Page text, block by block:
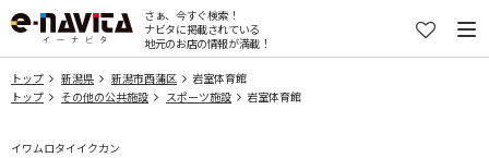
さぁ、今すぐ検索！
ナビタに掲載されている
地元のお店の情報が満載！
トップ 新潟県 新潟市西蒲区
岩室体育館
トップ
その他の公共施設 スポーツ施設 岩室体育館
イワムロタイイクカン